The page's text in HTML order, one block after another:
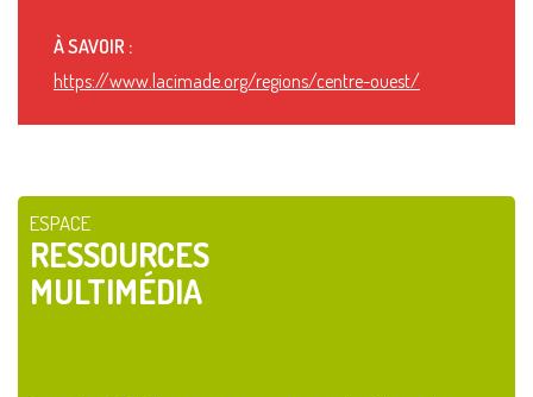
À SAVOIR :
https://www.lacimade.org/regions/centre-ouest/
ESPACE
RESSOURCES
MULTIMÉDIA